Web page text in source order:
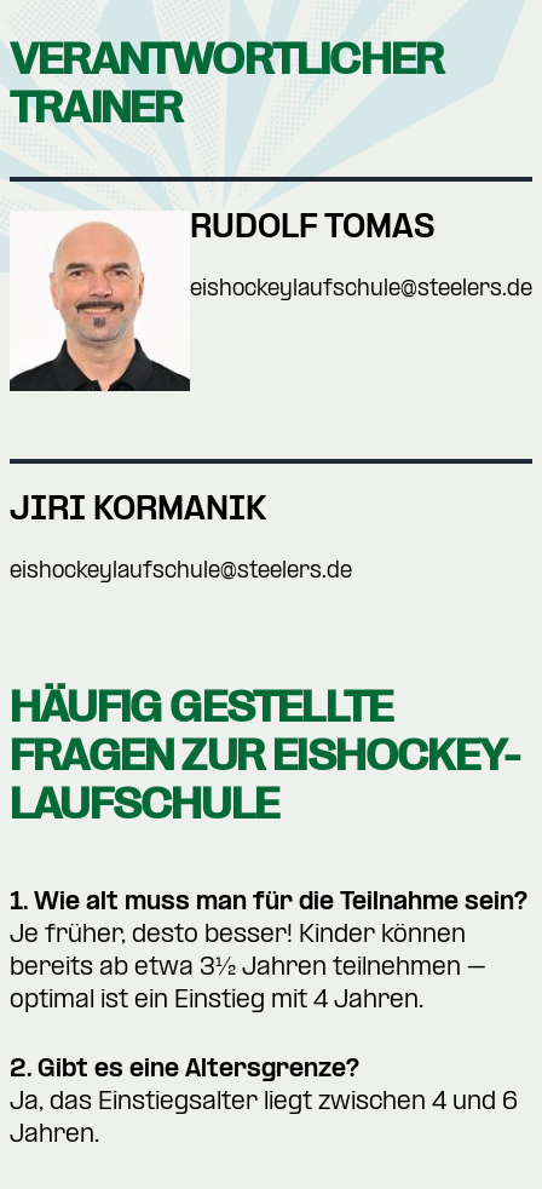
VERANTWORTLICHER
TRAINER
RUDOLF TOMAS
eishockeylaufschule@steelers.de
JIRI KORMANIK
eishockeylaufschule@steelers.de
HÄUFIG GESTELLTE
FRAGEN ZUR EISHOCKEY-
LAUFSCHULE
1. Wie alt muss man für die Teilnahme sein?
Je früher, desto besser! Kinder können
bereits ab etwa 3½ Jahren teilnehmen –
optimal ist ein Einstieg mit 4 Jahren.
2. Gibt es eine Altersgrenze?
Ja, das Einstiegsalter liegt zwischen 4 und 6
Jahren.